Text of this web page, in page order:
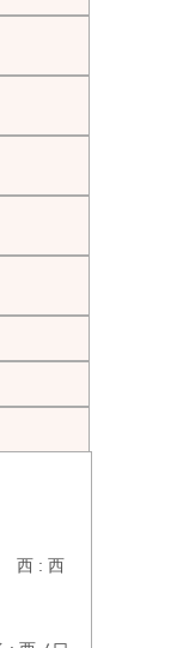
西 : 西